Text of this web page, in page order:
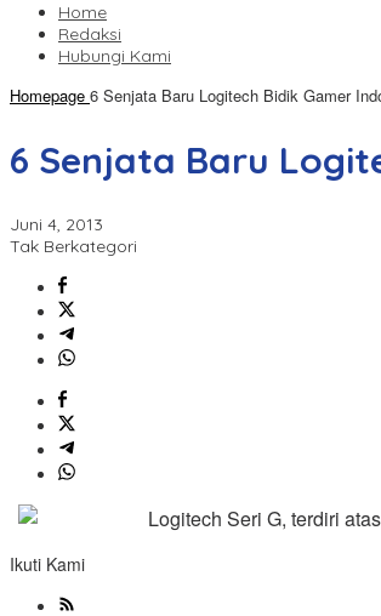
Home
Redaksi
Hubungi Kami
Homepage 6 Senjata Baru Logitech Bidik Gamer
6 Senjata Baru
Juni 4, 2013
Tak Berkategori
Logitech Seri G, terdiri
Ikuti Kami